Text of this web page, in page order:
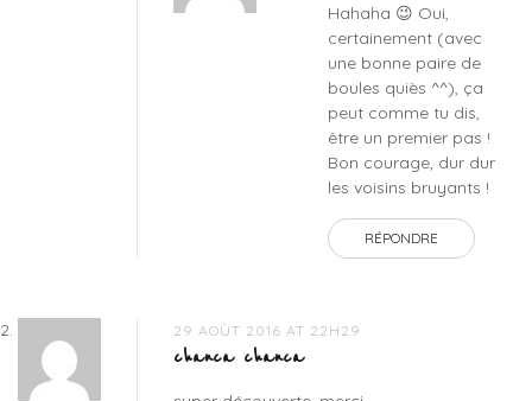
Hahaha 😉 Oui,
certainement (avec
une bonne paire de
boules quiès ^^), ça
peut comme tu dis,
être un premier pas !
Bon courage, dur dur
les voisins bruyants !
RÉPONDRE
29 AOÛT 2016 AT 22H29
chanca chanca